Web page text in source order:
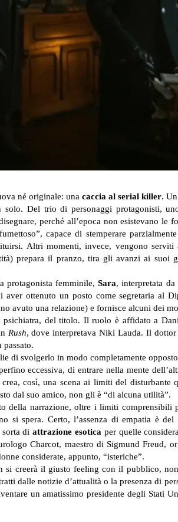
né originale: una caccia al serial killer.
solo. Del trio di personaggi protagonisti,
perché all’epoca non esistevano le
capace di stemperare
Altri momenti, invece, vengono
prepara il pranzo, tira gli avanzi ai suoi
protagonista femminile,Sara, interpretata
ottenuto un posto come segretaria al
avuto una relazione) e fornisce alcuni dei
psichiatra, del titolo. Il ruolo è affidato a
Rush, dove interpretava Niki Lauda. Il
di svolgerlo in modo completamente
eccessiva, di entrare nella mente
così, una scena ai limiti del
dal suo amico, non gli è “di alcuna utilità”.
della narrazione, oltre i limiti
si spera. Certo, l’assenza di empatia è
sorta diattrazione esotica per quelle
Charcot, maestro di Sigmund Freud,
considerate, appunto, “isteriche”.
si creerà il giusto feeling con il pubblico,
dalle notizie d’attualità o la presenza di
un amatissimo presidente degli Stati